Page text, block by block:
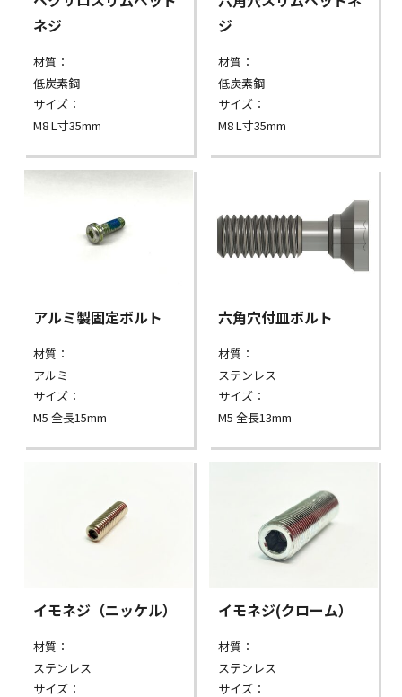
ネジ
材質：
低炭素鋼
サイズ：
M8 L寸35mm
ジ
材質：
低炭素鋼
サイズ：
M8 L寸35mm
アルミ製固定ボルト
材質：
アルミ
サイズ：
M5 全長15mm
六角穴付皿ボルト
材質：
ステンレス
サイズ：
M5 全長13mm
イモネジ（ニッケル）
材質：
ステンレス
サイズ：
イモネジ(クローム）
材質：
ステンレス
サイズ：